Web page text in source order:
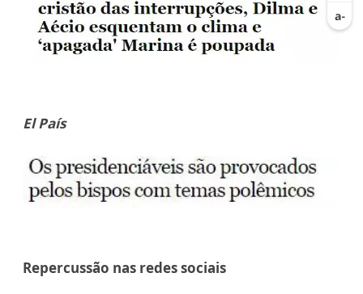
El País
Repercussão nas redes sociais